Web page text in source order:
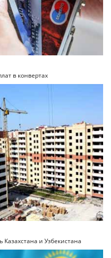
в конвертах
и Узбекистана